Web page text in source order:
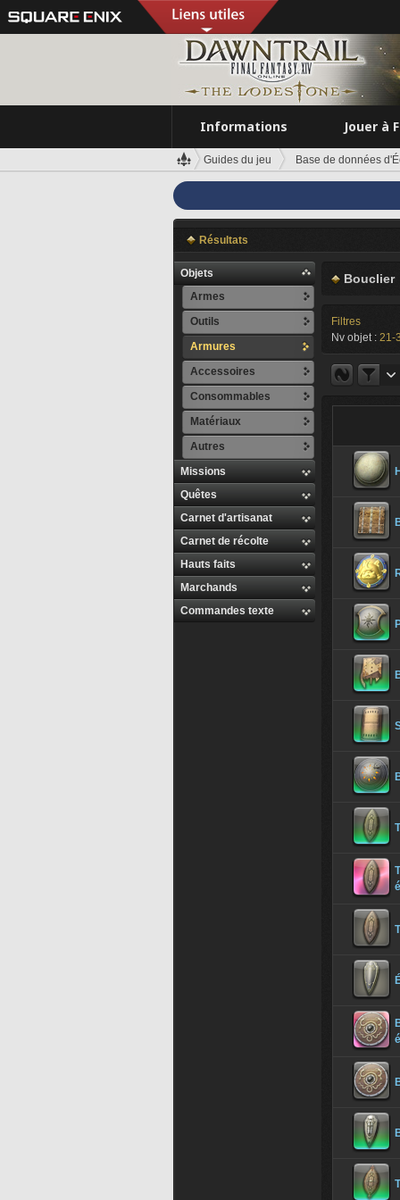
Informations Jouer à
Guides du jeu Base de données
Résultats
Objets
Armes
Outils
Armures
Accessoires
Consommables
Matériaux
Autres
Missions
Quêtes
Carnet d'artisanat
Carnet de récolte
Hauts faits
Marchands
Commandes texte
Bouclier
Filtres
Nv objet : 21-